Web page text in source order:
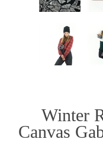
Winter
Canvas